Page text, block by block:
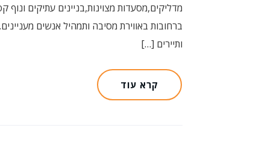
מדליקים,מסעדות מצוינות,בניינים עתיקים
ברחובות באווירת מסיבה ותמהיל אנשים
ותיירים […]
קרא עוד